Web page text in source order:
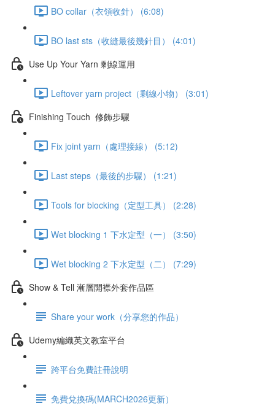
BO collar（衣領收針） (6:08)
BO last sts（收縫最後幾針目） (4:01)
Use Up Your Yarn 剩線運用
Leftover yarn project（剩線小物） (3:01)
Finishing Touch 修飾步驟
Fix joint yarn（處理接線） (5:12)
Last steps（最後的步驟） (1:21)
Tools for blocking（定型工具） (2:28)
Wet blocking 1 下水定型（一） (3:50)
Wet blocking 2 下水定型（二） (7:29)
Show & Tell 漸層開襟外套作品區
Share your work（分享您的作品）
Udemy編織英文教室平台
跨平台免費註冊說明
免費兌換碼(MARCH2026更新）